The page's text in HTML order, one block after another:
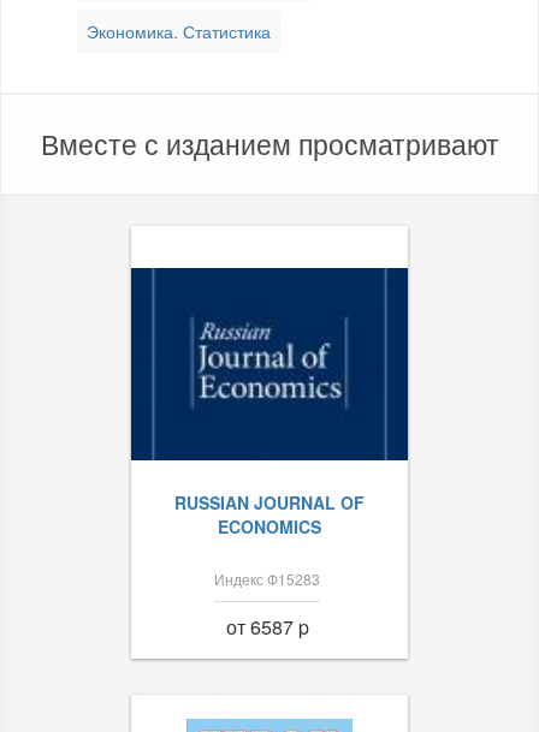
Экономика. Статистика
Вместе с изданием просматривают
RUSSIAN JOURNAL OF
ECONOMICS
Индекс Ф15283
от 6587 p